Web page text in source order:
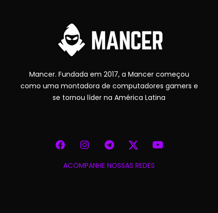
Mancer. Fundada em 2017, a Mancer começou
como uma montadora de computadores gamers e
se tornou líder na América Latina
ACOMPANHE NOSSAS REDES